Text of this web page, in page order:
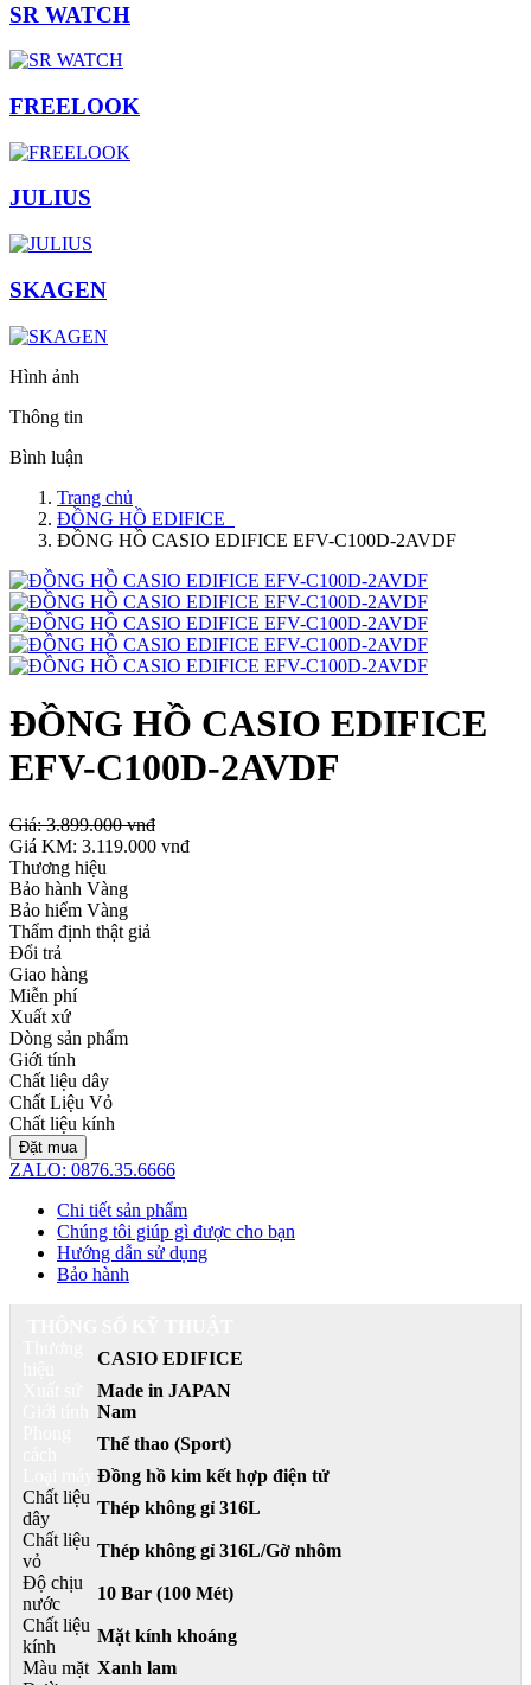
SR WATCH
FREELOOK
JULIUS
SKAGEN
Hình ảnh
Thông tin
Bình luận
Trang chủ
ĐỒNG HỒ EDIFICE
ĐỒNG HỒ CASIO EDIFICE EFV-C100D-2AVDF
ĐỒNG HỒ CASIO EDIFICE
EFV-C100D-2AVDF
Giá:3.899.000 vnđ
Giá KM: 3.119.000 vnđ
Thương hiệu
Bảo hành Vàng
Bảo hiểm Vàng
Thẩm định thật giả
Đổi trả
Giao hàng
Miễn phí
Xuất xứ
Dòng sản phẩm
Giới tính
Chất liệu dây
Chất Liệu Vỏ
Chất liệu kính
Đặt mua
ZALO: 0876.35.6666
Chi tiết sản phẩm
Chúng tôi giúp gì được cho bạn
Hướng dẫn sử dụng
Bảo hành
CASIO EDIFICE
Made in JAPAN
Nam
Thể thao (Sport)
Đồng hồ kim kết hợp điện tử
Chất liệu
dây
Thép không gỉ 316L
Chất liệu
vỏ
Thép không gỉ 316L/Gờ nhôm
Độ chịu
nước
10 Bar (100 Mét)
Chất liệu
kính
Mặt kính khoáng
Màu mặt Xanh lam